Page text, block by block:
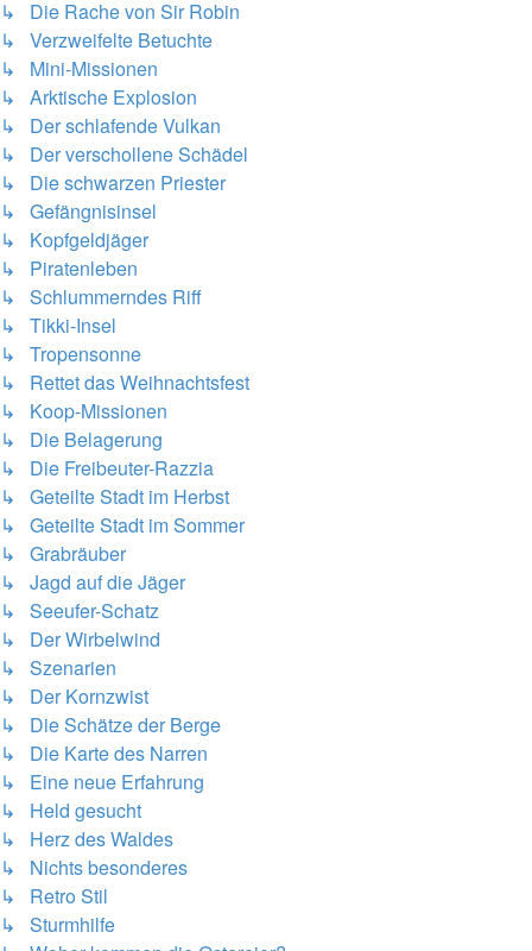
↳ Die Rache von Sir Robin
↳ Verzweifelte Betuchte
↳ Mini-Missionen
↳ Arktische Explosion
↳ Der schlafende Vulkan
↳ Der verschollene Schädel
↳ Die schwarzen Priester
↳ Gefängnisinsel
↳ Kopfgeldjäger
↳ Piratenleben
↳ Schlummerndes Riff
↳ Tikki-Insel
↳ Tropensonne
↳ Rettet das Weihnachtsfest
↳ Koop-Missionen
↳ Die Belagerung
↳ Die Freibeuter-Razzia
↳ Geteilte Stadt im Herbst
↳ Geteilte Stadt im Sommer
↳ Grabräuber
↳ Jagd auf die Jäger
↳ Seeufer-Schatz
↳ Der Wirbelwind
↳ Szenarien
↳ Der Kornzwist
↳ Die Schätze der Berge
↳ Die Karte des Narren
↳ Eine neue Erfahrung
↳ Held gesucht
↳ Herz des Waldes
↳ Nichts besonderes
↳ Retro Stil
↳ Sturmhilfe